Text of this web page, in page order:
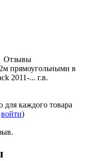
Отзывы
прямоугольными в
2011-... г.в.
для каждого товара
войти)